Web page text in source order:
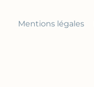
Mentions légales